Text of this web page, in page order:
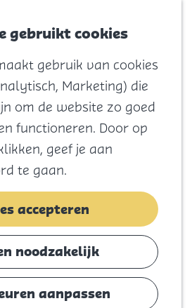
gebruikt cookies
gebruik van cookies
Marketing) die
om de website zo goed
functioneren. Door op
geef je aan
te gaan.
accepteren
noodzakelijk
aanpassen
Naar het
Natuur
Cultuur en
vermaak
Winkelen
Koningsdag
Blijf
Slapen
Agenda